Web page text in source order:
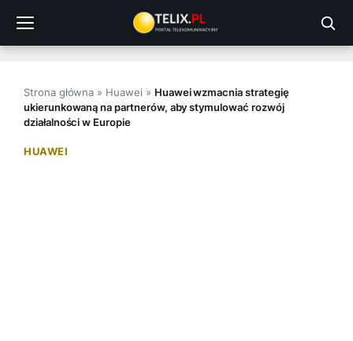
treści
Strona główna » Huawei » Huawei wzmacnia strategię
ukierunkowaną na partnerów, aby stymulować rozwój
działalności w Europie
HUAWEI